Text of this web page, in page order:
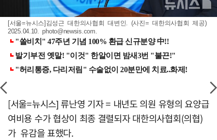
[서울=뉴시스]김성근 대한의사협회 대변인. (사진= 대한의사협회 제공)
2025.04.10.photo@newsis.com
[서울=뉴시스] 류난영 기자 = 내년도 의원 유형의 요양급
여비용 수가 협상이 최종 결렬되자 대한의사협회(의협)
가 유감을 표했다.